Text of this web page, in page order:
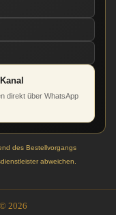
direkt über WhatsApp
des Bestellvorgangs
abweichen.
2026